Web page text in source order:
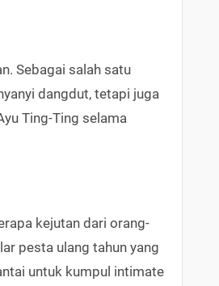
Sebagai salah satu
dangdut, tetapi juga
Ting-Ting selama
kejutan dari orang-
pesta ulang tahun yang
untuk kumpul intimate